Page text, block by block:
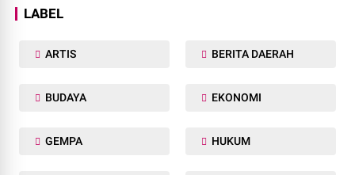
LABEL
ARTIS BERITA DAERAH
BUDAYA EKONOMI
GEMPA HUKUM